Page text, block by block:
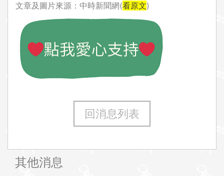
文章及圖片來源：中時新聞網(看原文)
回消息列表
其他消息